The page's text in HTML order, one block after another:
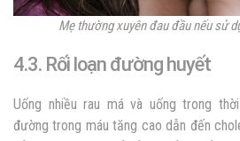
Mẹ thường xuyên đau đầu nếu sử
4.3. Rối loạn đường huyết
Uống nhiều rau má và uống trong
đường trong máu tăng cao dẫn đến